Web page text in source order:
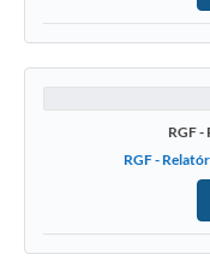
RGF -
RGF -